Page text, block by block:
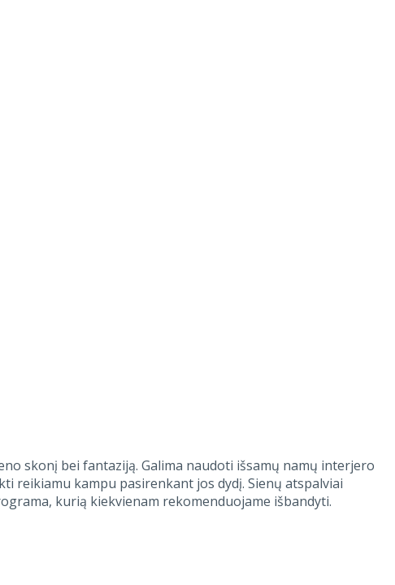
skonį bei fantaziją. Galima naudoti išsamų namų interjero
reikiamu kampu pasirenkant jos dydį. Sienų atspalviai
kurią kiekvienam rekomenduojame išbandyti.